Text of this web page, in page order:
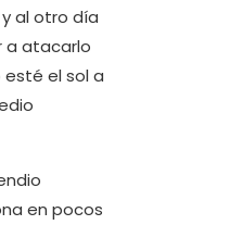
al otro día
a atacarlo
esté el sol a
en pocos